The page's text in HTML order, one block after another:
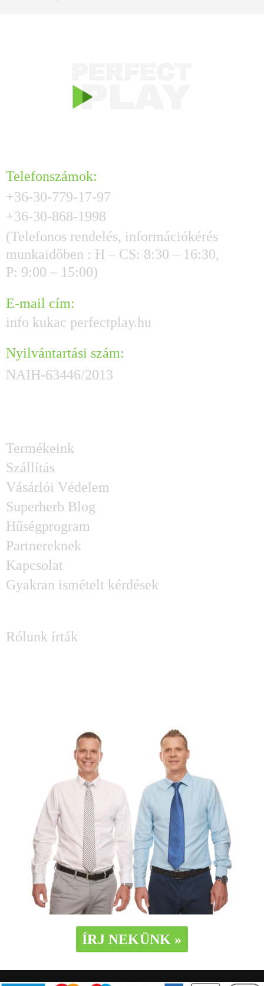
Telefonszámok:
+36-30-779-17-97
+36-30-868-1998
(Telefonos rendelés, információkérés
munkaidőben : H – CS: 8:30 – 16:30,
P: 9:00 – 15:00)
E-mail cím:
info kukac perfectplay.hu
Nyilvántartási szám:
NAIH-63446/2013
Termékeink
Szállítás
Vásárlói Védelem
Superherb Blog
Hűségprogram
Partnereknek
Kapcsolat
Gyakran ismételt kérdések
Rólunk írták
ÍRJ NEKÜNK »